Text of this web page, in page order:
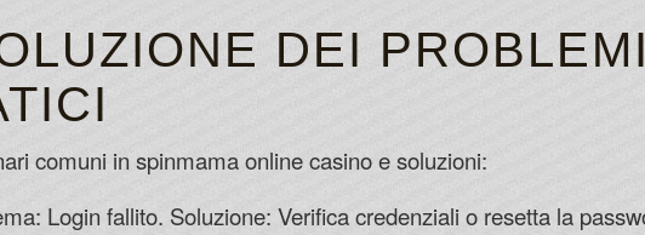
DEI
comuni in spinmama online casino e soluzioni:
Login fallito. Soluzione: Verifica credenziali o resetta la